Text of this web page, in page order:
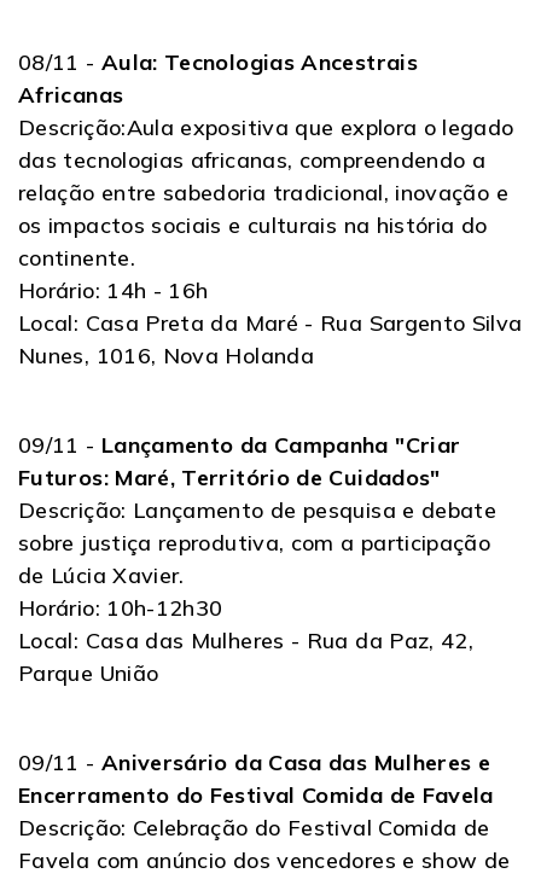
08/11 - Aula: Tecnologias Ancestrais
Africanas
Descrição:Aula expositiva que explora o legado
das tecnologias africanas, compreendendo a
relação entre sabedoria tradicional, inovação e
os impactos sociais e culturais na história do
continente.
Horário: 14h - 16h
Local: Casa Preta da Maré - Rua Sargento Silva
Nunes, 1016, Nova Holanda
09/11 - Lançamento da Campanha "Criar
Futuros: Maré, Território de Cuidados"
Descrição: Lançamento de pesquisa e debate
sobre justiça reprodutiva, com a participação
de Lúcia Xavier.
Horário: 10h-12h30
Local: Casa das Mulheres - Rua da Paz, 42,
Parque União
09/11 - Aniversário da Casa das Mulheres e
Encerramento do Festival Comida de Favela
Descrição: Celebração do Festival Comida de
Favela com anúncio dos vencedores e show de